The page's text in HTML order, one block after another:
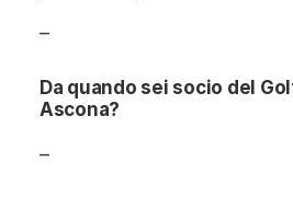
–
Da quando sei socio del
Ascona?
–